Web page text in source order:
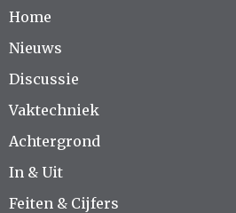
Home
Nieuws
Discussie
Vaktechniek
Achtergrond
In & Uit
Feiten & Cijfers